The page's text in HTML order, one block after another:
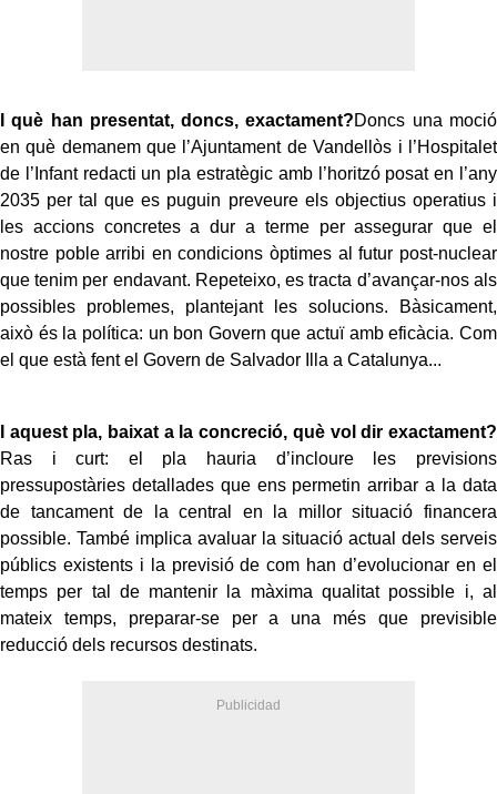
I què han presentat, doncs, exactament?Doncs una moció
en què demanem que l’Ajuntament de Vandellòs i l’Hospitalet
de l’Infant redacti un pla estratègic amb l’horitzó posat en l’any
2035 per tal que es puguin preveure els objectius operatius i
les accions concretes a dur a terme per assegurar que el
nostre poble arribi en condicions òptimes al futur post-nuclear
que tenim per endavant. Repeteixo, es tracta d’avançar-nos als
possibles problemes, plantejant les solucions. Bàsicament,
això és la política: un bon Govern que actuï amb eficàcia. Com
el que està fent el Govern de Salvador Illa a Catalunya...
I aquest pla, baixat a la concreció, què vol dir exactament?
Ras i curt: el pla hauria d’incloure les previsions
pressupostàries detallades que ens permetin arribar a la data
de tancament de la central en la millor situació financera
possible. També implica avaluar la situació actual dels serveis
públics existents i la previsió de com han d’evolucionar en el
temps per tal de mantenir la màxima qualitat possible i, al
mateix temps, preparar-se per a una més que previsible
reducció dels recursos destinats.